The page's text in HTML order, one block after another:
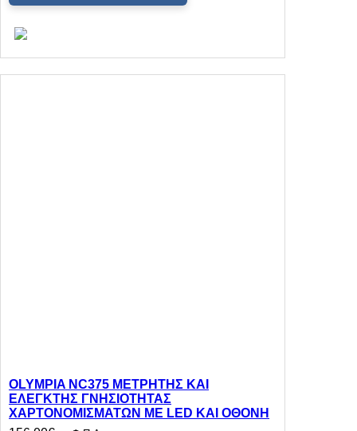
OLYMPIA NC375 ΜΕΤΡΗΤΗΣ ΚΑΙ
ΕΛΕΓΚΤΗΣ ΓΝΗΣΙΟΤΗΤΑΣ
ΧΑΡΤΟΝΟΜΙΣΜΑΤΩΝ ΜΕ LED ΚΑΙ ΟΘΟΝΗ